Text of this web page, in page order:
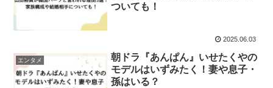
ついても！
2025.06.03
エンタメ
朝ドラ『あんぱん』いせたくやの
モデルはいずみたく！妻や息子・
孫はいる？